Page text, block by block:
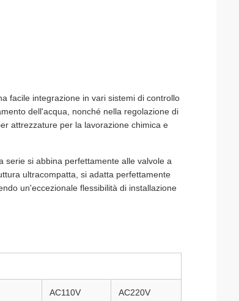
facile integrazione in vari sistemi di controllo
dell'acqua, nonché nella regolazione di
attrezzature per la lavorazione chimica e
serie si abbina perfettamente alle valvole a
ultracompatta, si adatta perfettamente
un'eccezionale flessibilità di installazione
AC110V AC220V